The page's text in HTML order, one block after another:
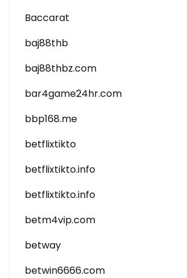
Baccarat
baj88thb
baj88thbz.com
bar4game24hr.com
bbp168.me
betflixtikto
betflixtikto.info
betflixtikto.info
betm4vip.com
betway
betwin6666.com